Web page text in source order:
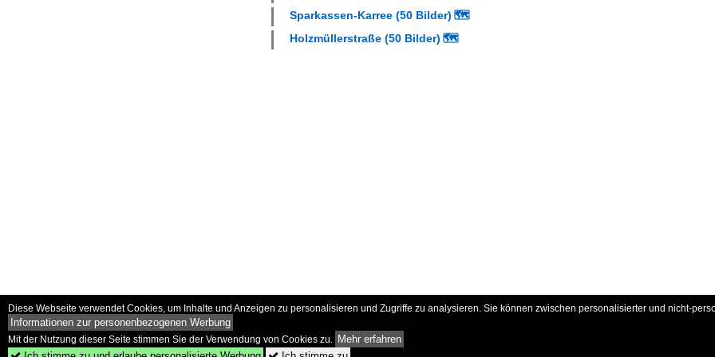
Sparkassen-Karree (50 Bilder) 🗺
Holzmüllerstraße (50 Bilder) 🗺
Diese Webseite verwendet Cookies, um Inhalte und Anzeigen zu personalisieren und Zugriffe zu analysieren. Sie können zwischen personalisierter und nicht-
Informationen zur personenbezogenen Werbung
Mit der Nutzung dieser Seite stimmen Sie der Verwendung von Cookies zu. Mehr erfahren